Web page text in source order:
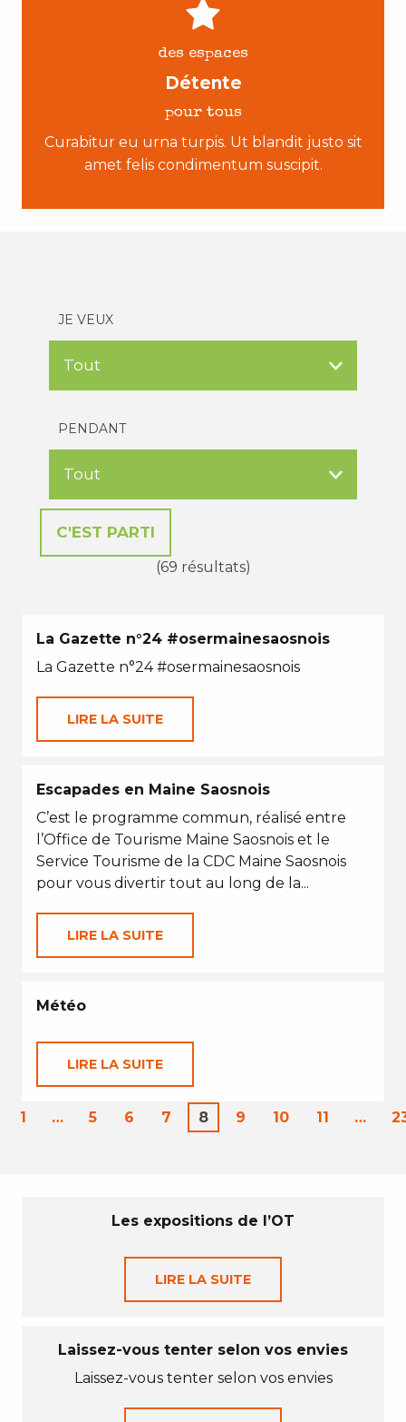
des espaces
Détente
pour tous
Curabitur eu urna turpis. Ut blandit justo sit
amet felis condimentum suscipit.
JE VEUX
PENDANT
(69 résultats)
La Gazette n°24 #osermainesaosnois
La Gazette n°24 #osermainesaosnois
LIRE LA SUITE
Escapades en Maine Saosnois
C’est le programme commun, réalisé entre
l’Office de Tourisme Maine Saosnois et le
Service Tourisme de la CDC Maine Saosnois
pour vous divertir tout au long de la...
LIRE LA SUITE
Météo
LIRE LA SUITE
1 … 5 6 7 8 9 10 11 …
Les expositions de l’OT
LIRE LA SUITE
Laissez-vous tenter selon vos envies
Laissez-vous tenter selon vos envies